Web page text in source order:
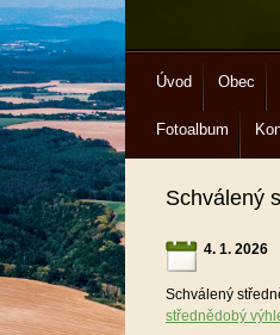
Úvod Obec
Fotoalbum
Schválený
4. 1. 2026
Schválený
střednědobý